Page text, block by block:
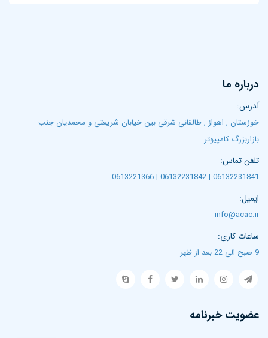
درباره ما
آدرس:
خوزستان , اهواز , طالقانی شرقی بین خیابان شریعتی و محمدیان جنب
بازاربزرگ کامپیوتر
تلفن تماس:
06132231841 | 06132231842 | 0613221366
ایمیل:
info@acac.ir
ساعات کاری:
9 صبح الی 22 بعد از ظهر
عضویت خبرنامه